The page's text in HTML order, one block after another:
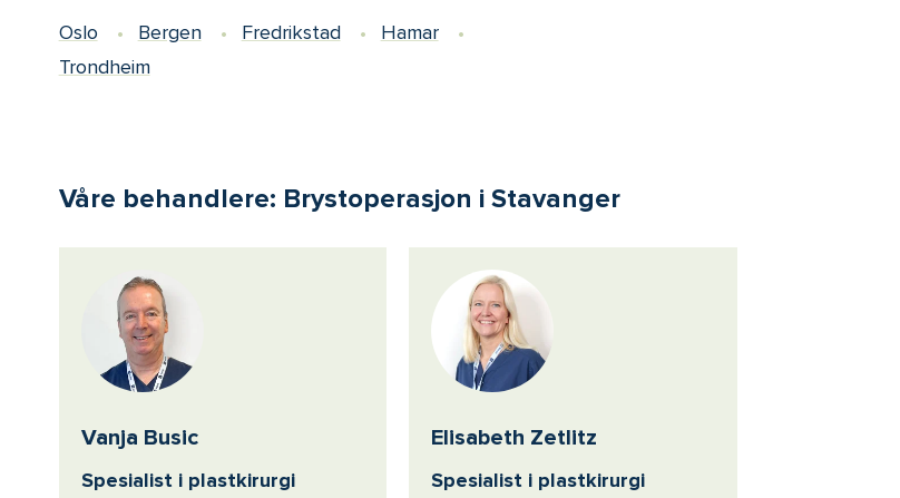
Oslo Bergen Fredrikstad
Hamar
Trondheim
Våre behandlere: Brystoperasjon i Stavanger
Vanja Busic
Spesialist i plastkirurgi
Elisabeth Zetlitz
Spesialist i plastkirurgi